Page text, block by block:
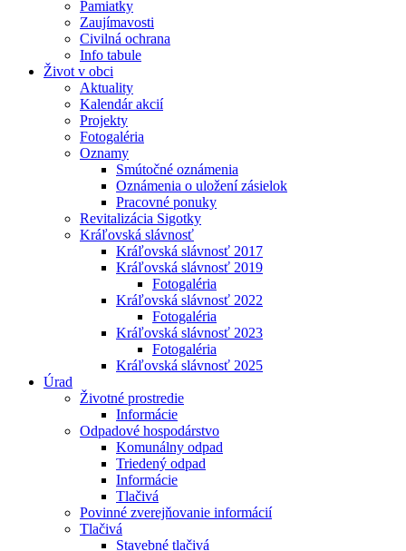
Pamiatky
Zaujímavosti
Civilná ochrana
Info tabule
Život v obci
Aktuality
Kalendár akcií
Projekty
Fotogaléria
Oznamy
Smútočné oznámenia
Oznámenia o uložení zásielok
Pracovné ponuky
Revitalizácia Sigotky
Kráľovská slávnosť
Kráľovská slávnosť 2017
Kráľovská slávnosť 2019
Fotogaléria
Kráľovská slávnosť 2022
Fotogaléria
Kráľovská slávnosť 2023
Fotogaléria
Kráľovská slávnosť 2025
Úrad
Životné prostredie
Informácie
Odpadové hospodárstvo
Komunálny odpad
Triedený odpad
Informácie
Tlačivá
Povinné zverejňovanie informácií
Tlačivá
Stavebné tlačivá